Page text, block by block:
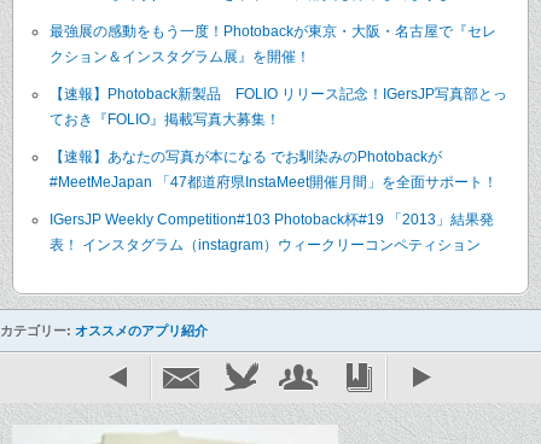
最強展の感動をもう一度！Photobackが東京・大阪・名古屋で『セレ
クション＆インスタグラム展』を開催！
【速報】Photoback新製品 FOLIO リリース記念！IGersJP写真部とっ
ておき『FOLIO』掲載写真大募集！
【速報】あなたの写真が本になる でお馴染みのPhotobackが
#MeetMeJapan 「47都道府県InstaMeet開催月間」を全面サポート！
IGersJP Weekly Competition#103 Photoback杯#19 「2013」結果発
表！ インスタグラム（instagram）ウィークリーコンペティション
カテゴリー: オススメのアプリ紹介